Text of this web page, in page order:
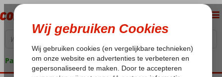
Pakketgarantie